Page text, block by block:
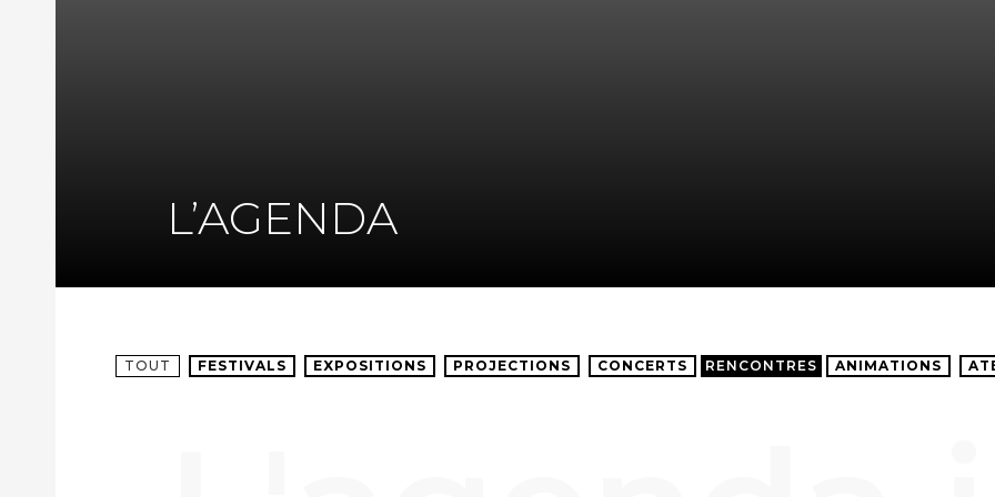
L’AGENDA
TOUT FESTIVALS EXPOSITIONS PROJECTIONS CONCERTS RENCONTRES ANIMATIONS